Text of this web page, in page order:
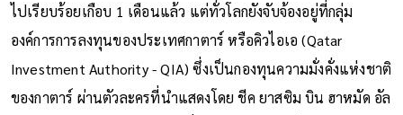
ไปเรียบร้อยเกือบ 1 เดือนแล้ว แต่ทั่วโลกยังจับจ้องอยู่ที่กลุ่ม
องค์การการลงทุนของประเทศกาตาร์ หรือคิวไอเอ (Qatar
Investment Authority - QIA) ซึ่งเป็นกองทุนความมั่งคั่งแห่งชาติ
ของกาตาร์ ผ่านตัวละครที่นำแสดงโดย ชีค ยาสซิม บิน ฮาหมัด อัล